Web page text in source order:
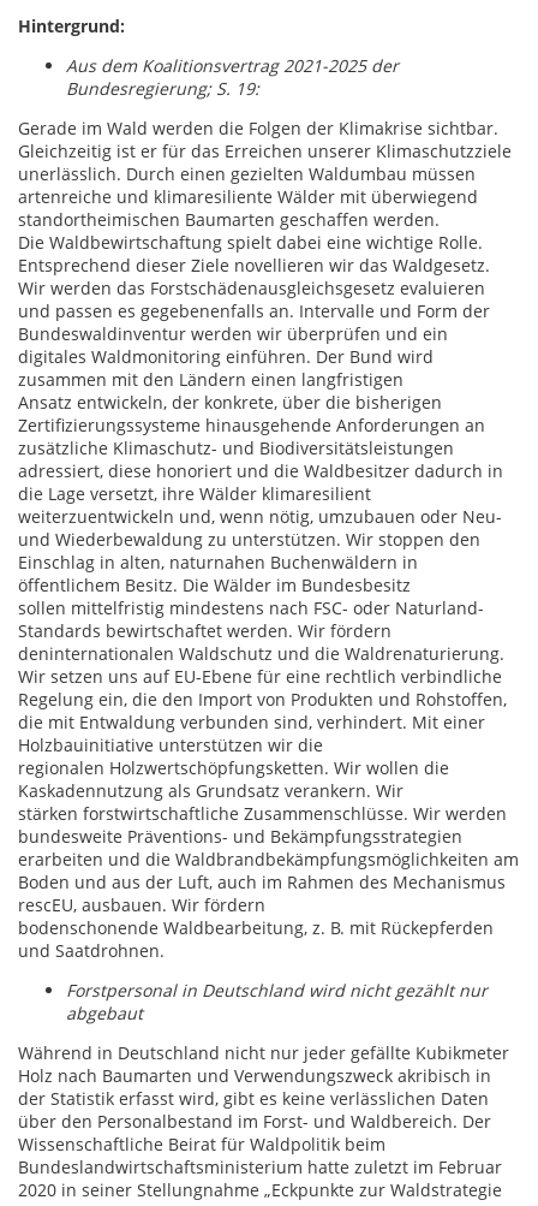
Hintergrund:
Aus dem Koalitionsvertrag 2021-2025 der
Bundesregierung; S. 19:
Gerade im Wald werden die Folgen der Klimakrise sichtbar.
Gleichzeitig ist er für das Erreichen unserer Klimaschutzziele
unerlässlich. Durch einen gezielten Waldumbau müssen
artenreiche und klimaresiliente Wälder mit überwiegend
standortheimischen Baumarten geschaffen werden.
Die Waldbewirtschaftung spielt dabei eine wichtige Rolle.
Entsprechend dieser Ziele novellieren wir das Waldgesetz.
Wir werden das Forstschädenausgleichsgesetz evaluieren
und passen es gegebenenfalls an. Intervalle und Form der
Bundeswaldinventur werden wir überprüfen und ein
digitales Waldmonitoring einführen. Der Bund wird
zusammen mit den Ländern einen langfristigen
Ansatz entwickeln, der konkrete, über die bisherigen
Zertifizierungssysteme hinausgehende Anforderungen an
zusätzliche Klimaschutz- und Biodiversitätsleistungen
adressiert, diese honoriert und die Waldbesitzer dadurch in
die Lage versetzt, ihre Wälder klimaresilient
weiterzuentwickeln und, wenn nötig, umzubauen oder Neu-
und Wiederbewaldung zu unterstützen. Wir stoppen den
Einschlag in alten, naturnahen Buchenwäldern in
öffentlichem Besitz. Die Wälder im Bundesbesitz
sollen mittelfristig mindestens nach FSC- oder Naturland-
Standards bewirtschaftet werden. Wir fördern
deninternationalen Waldschutz und die Waldrenaturierung.
Wir setzen uns auf EU-Ebene für eine rechtlich verbindliche
Regelung ein, die den Import von Produkten und Rohstoffen,
die mit Entwaldung verbunden sind, verhindert. Mit einer
Holzbauinitiative unterstützen wir die
regionalen Holzwertschöpfungsketten. Wir wollen die
Kaskadennutzung als Grundsatz verankern. Wir
stärken forstwirtschaftliche Zusammenschlüsse. Wir werden
bundesweite Präventions- und Bekämpfungsstrategien
erarbeiten und die Waldbrandbekämpfungsmöglichkeiten am
Boden und aus der Luft, auch im Rahmen des Mechanismus
rescEU, ausbauen. Wir fördern
bodenschonende Waldbearbeitung, z. B. mit Rückepferden
und Saatdrohnen.
Forstpersonal in Deutschland wird nicht gezählt nur
abgebaut
Während in Deutschland nicht nur jeder gefällte Kubikmeter
Holz nach Baumarten und Verwendungszweck akribisch in
der Statistik erfasst wird, gibt es keine verlässlichen Daten
über den Personalbestand im Forst- und Waldbereich. Der
Wissenschaftliche Beirat für Waldpolitik beim
Bundeslandwirtschaftsministerium hatte zuletzt im Februar
2020 in seiner Stellungnahme „Eckpunkte zur Waldstrategie